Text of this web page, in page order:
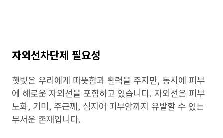
자외선차단제 필요성
햇빛은 우리에게 따뜻함과 활력을 주지만, 동시에 피부
에 해로운 자외선을 포함하고 있습니다. 자외선은 피부
노화, 기미, 주근깨, 심지어 피부암까지 유발할 수 있는
무서운 존재입니다.